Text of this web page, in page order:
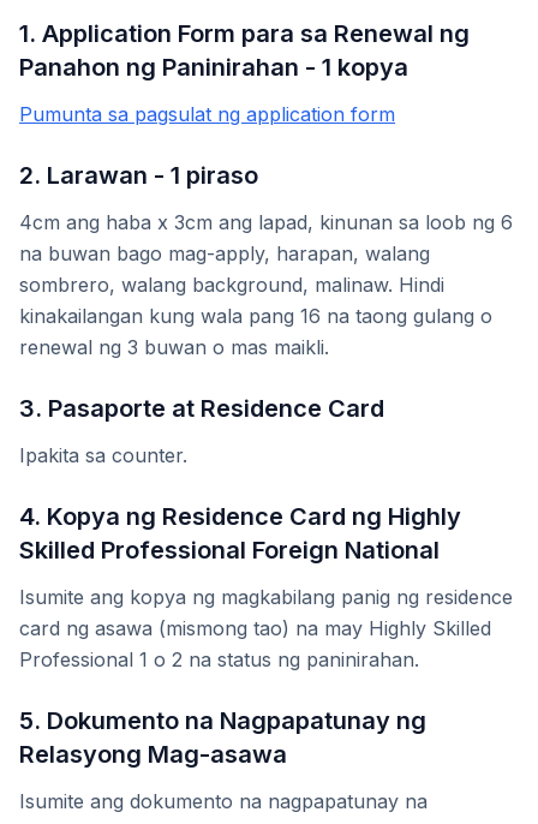
1. Application Form para sa Renewal ng
Panahon ng Paninirahan - 1 kopya
Pumunta sa pagsulat ng application form
2. Larawan - 1 piraso
4cm ang haba x 3cm ang lapad, kinunan sa loob ng 6
na buwan bago mag-apply, harapan, walang
sombrero, walang background, malinaw. Hindi
kinakailangan kung wala pang 16 na taong gulang o
renewal ng 3 buwan o mas maikli.
3. Pasaporte at Residence Card
Ipakita sa counter.
4. Kopya ng Residence Card ng Highly
Skilled Professional Foreign National
Isumite ang kopya ng magkabilang panig ng residence
card ng asawa (mismong tao) na may Highly Skilled
Professional 1 o 2 na status ng paninirahan.
5. Dokumento na Nagpapatunay ng
Relasyong Mag-asawa
Isumite ang dokumento na nagpapatunay na